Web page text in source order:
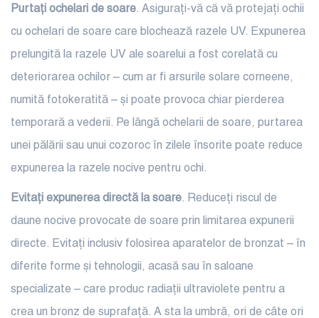
Purtați ochelari de soare. Asigurați-vă că vă protejați ochii
cu ochelari de soare care blochează razele UV. Expunerea
prelungită la razele UV ale soarelui a fost corelată cu
deteriorarea ochilor – cum ar fi arsurile solare corneene,
numită fotokeratită – și poate provoca chiar pierderea
temporară a vederii. Pe lângă ochelarii de soare, purtarea
unei pălării sau unui cozoroc în zilele însorite poate reduce
expunerea la razele nocive pentru ochi.
Evitați expunerea directă la soare. Reduceți riscul de
daune nocive provocate de soare prin limitarea expunerii
directe. Evitați inclusiv folosirea aparatelor de bronzat – în
diferite forme și tehnologii, acasă sau în saloane
specializate – care produc radiații ultraviolete pentru a
crea un bronz de suprafață. A sta la umbră, ori de câte ori